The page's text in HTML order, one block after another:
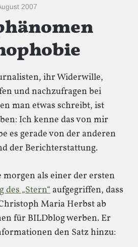
2007
ihr Widerwille,
und nachzufragen bei
man etwas schreibt, ist
Ich kenne das von mir
es gerade von der anderen
der Berichterstattung.
morgen als einer der ersten
des „Stern“ aufgegriffen, dass
Maria Herbst ab
für BILDblog werben. Er
den Satz hinzu: